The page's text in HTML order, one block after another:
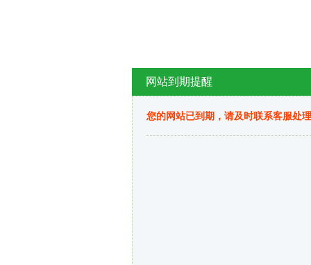
网站到期提醒
您的网站已到期，请及时联系客服处理